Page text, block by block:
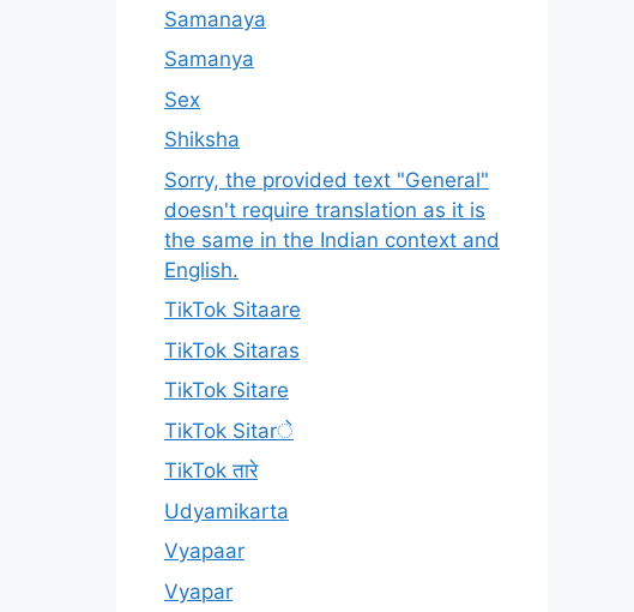
Samanaya
Samanya
Sex
Shiksha
Sorry, the provided text "General"
doesn't require translation as it is
the same in the Indian context and
English.
TikTok Sitaare
TikTok Sitaras
TikTok Sitare
TikTok Sitarे
TikTok तारे
Udyamikarta
Vyapaar
Vyapar